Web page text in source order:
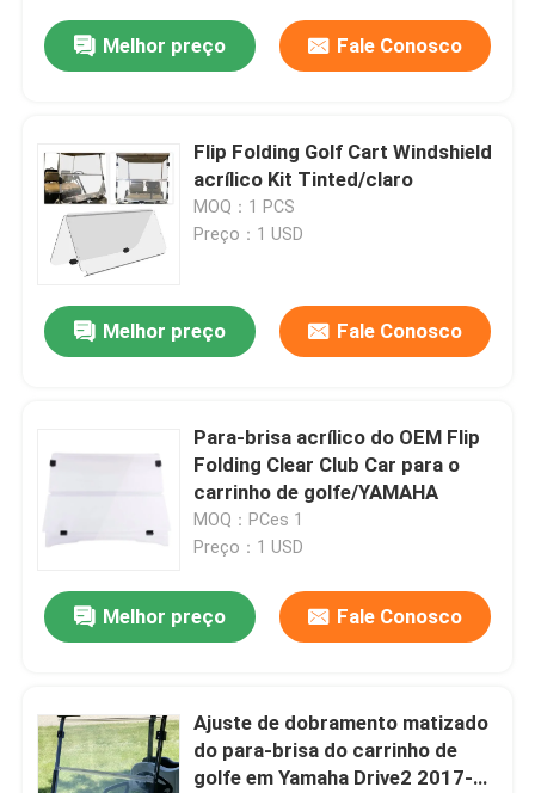
Melhor preço Fale Conosco
Flip Folding Golf Cart Windshield
acrílico Kit Tinted/claro
MOQ：1 PCS
Preço：1 USD
Melhor preço Fale Conosco
Para-brisa acrílico do OEM Flip
Folding Clear Club Car para o
carrinho de golfe/YAMAHA
MOQ：PCes 1
Preço：1 USD
Melhor preço Fale Conosco
Ajuste de dobramento matizado
do para-brisa do carrinho de
golfe em Yamaha Drive2 2017-